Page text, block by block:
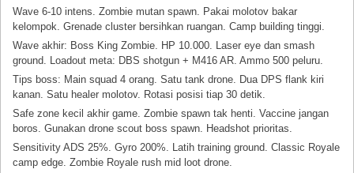
Wave 6-10 intens. Zombie mutan spawn. Pakai molotov bakar
kelompok. Grenade cluster bersihkan ruangan. Camp building tinggi.
Wave akhir: Boss King Zombie. HP 10.000. Laser eye dan smash
ground. Loadout meta: DBS shotgun + M416 AR. Ammo 500 peluru.
Tips boss: Main squad 4 orang. Satu tank drone. Dua DPS flank kiri
kanan. Satu healer molotov. Rotasi posisi tiap 30 detik.
Safe zone kecil akhir game. Zombie spawn tak henti. Vaccine jangan
boros. Gunakan drone scout boss spawn. Headshot prioritas.
Sensitivity ADS 25%. Gyro 200%. Latih training ground. Classic Royale
camp edge. Zombie Royale rush mid loot drone.